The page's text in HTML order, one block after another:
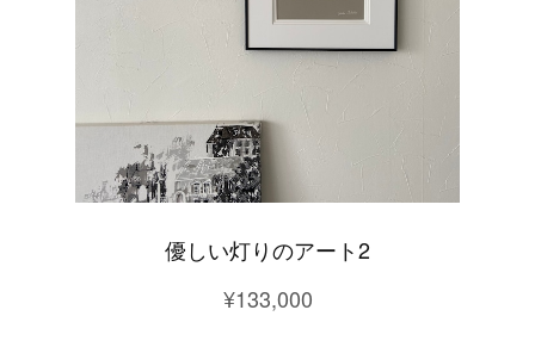
優しい灯りのアート2
¥133,000